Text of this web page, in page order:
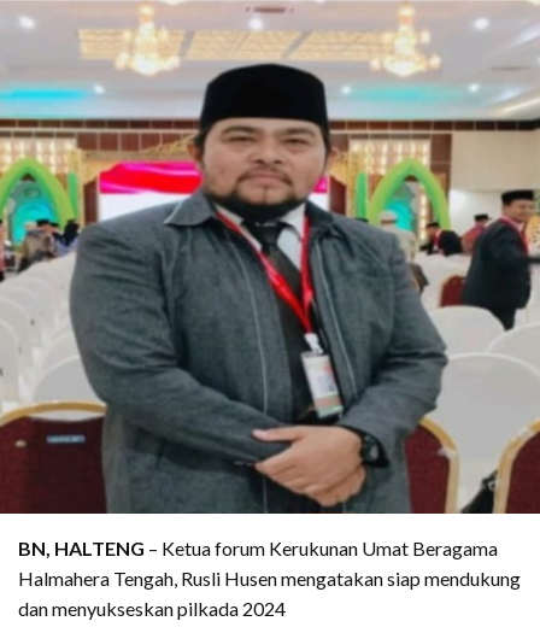
BN, HALTENG – Ketua forum Kerukunan Umat Beragama
Halmahera Tengah, Rusli Husen mengatakan siap mendukung
dan menyukseskan pilkada 2024